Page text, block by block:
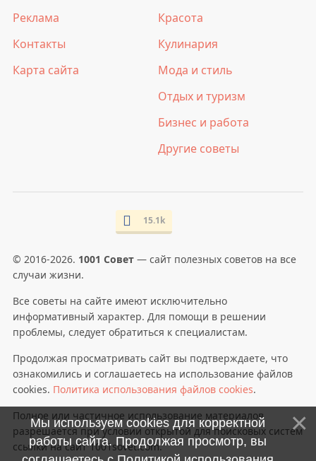
Реклама
Контакты
Карта сайта
Красота
Кулинария
Мода и стиль
Отдых и туризм
Бизнес и работа
Другие советы
15.1k
© 2016-2026. 1001 Совет— сайт полезных советов на все
случаи жизни.
Все советы на сайте имеют исключительно
информативный характер. Для помощи в решении
проблемы, следует обратиться к специалистам.
Продолжая просматривать сайт вы подтверждаете, что
ознакомились и соглашаетесь на использование файлов
cookies. Политика использования файлов cookies.
Полное или частичное использование материалов
разрешается при условии открытой для поисковых систем
ссылки на сайт 1001sovet.com.
Мы используем cookies для корректной
работы сайта. Продолжая просмотр, вы